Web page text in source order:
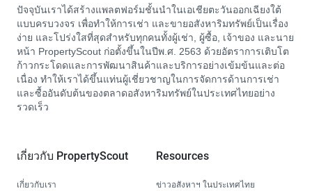
ปัจจุบันเราได้สร้างแพลตฟอร์มชั้นนำในเอเชียตะวันออกเฉียงใต้
แบบครบวงจร เพื่อทำให้การเช่า และขายอสังหาริมทรัพย์เป็นเรื่อง
ง่าย และโปร่งใสที่สุดสำหรับทุกคนทั้งผู้เช่า, ผู้ซื้อ, เจ้าของ และนาย
หน้า PropertyScout ก่อตั้งขึ้นในปีพ.ศ. 2563 ด้วยอัตราการเติบโต
ก้าวกระโดดและการพัฒนาสินค้าและบริการอย่างเข้มข้นและต่อ
เนื่อง ทำให้เราได้ขึ้นแท่นผู้เชี่ยวชาญในการจัดการด้านการเช่า
และซื้ออันดับต้นของตลาดอสังหาริมทรัพย์ในประเทศไทยอย่าง
รวดเร็ว
เกี่ยวกับ PropertyScout
เกี่ยวกับเรา
Resources
ข่าวอสังหาฯ ในประเทศไทย